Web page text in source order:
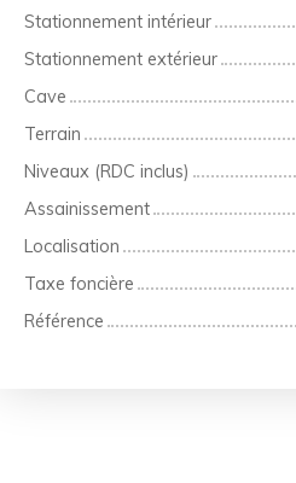
Stationnement intérieur
Stationnement extérieur
Cave
Terrain
Niveaux (RDC inclus)
Assainissement
Localisation
Taxe foncière
Référence